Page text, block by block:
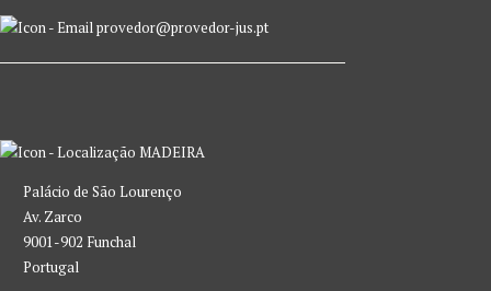
provedor@provedor-jus.pt
MADEIRA
Palácio de São Lourenço
Av. Zarco
9001-902 Funchal
Portugal